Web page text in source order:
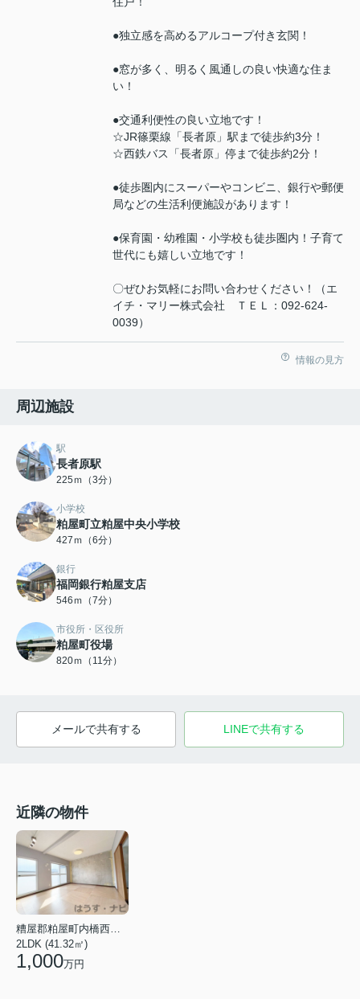
●独立感を高めるアルコープ付き玄関！
●窓が多く、明るく風通しの良い快適な住ま
い！
●交通利便性の良い立地です！
☆JR篠栗線「長者原」駅まで徒歩約3分！
☆西鉄バス「長者原」停まで徒歩約2分！
●徒歩圏内にスーパーやコンビニ、銀行や郵便
局などの生活利便施設があります！
●保育園・幼稚園・小学校も徒歩圏内！子育て
世代にも嬉しい立地です！
〇ぜひお気軽にお問い合わせください！（エ
イチ・マリー株式会社 ＴＥＬ：092-624-
0039）
情報の見方
周辺施設
駅
長者原駅
225ｍ（3分）
小学校
粕屋町立粕屋中央小学校
427ｍ（6分）
銀行
福岡銀行粕屋支店
546ｍ（7分）
市役所・区役所
粕屋町役場
820ｍ（11分）
メールで共有する LINEで共有する
近隣の物件
2LDK (41.32㎡)
1,000万円